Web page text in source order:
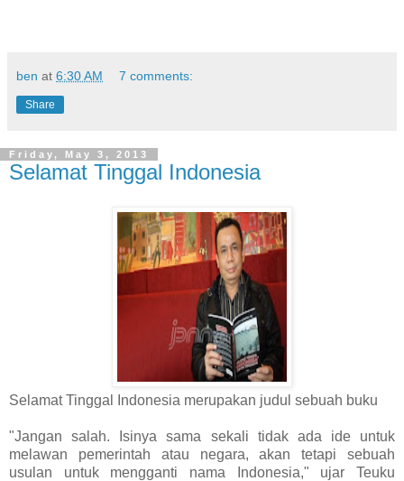
ben at 6:30 AM 7 comments:
Share
Friday, May 3, 2013
Selamat Tinggal Indonesia
Selamat Tinggal Indonesia merupakan judul sebuah buku
"Jangan salah. Isinya sama sekali tidak ada ide untuk
melawan pemerintah atau negara, akan tetapi sebuah
usulan untuk mengganti nama Indonesia," ujar Teuku